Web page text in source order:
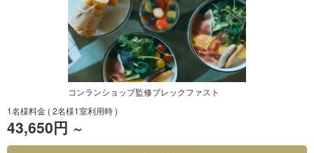
コンランショップ監修ブレックファスト
1名様料金 ( 2名様1室利用時 )
43,650円 ～